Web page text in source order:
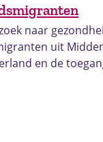
naar
uit
en de